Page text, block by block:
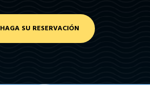
HAGA SU RESERVACIÓN